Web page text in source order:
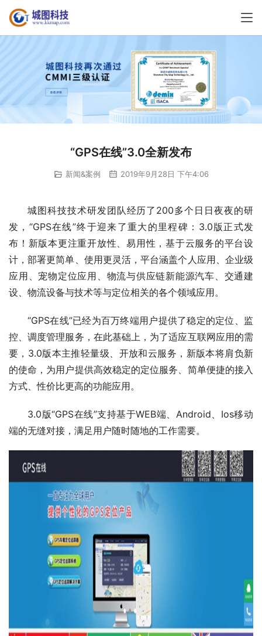
“GPS在线”3.0全新发布
新闻&案例 2019年9月28日 下午4:06
城图科技技术研发团队经历了200多个日日夜夜的研
发，“GPS在线”终于迎来了重大的里程碑：3.0版正式发
布！新版本更注重开放性、易用性，基于云服务的平台设
计，部署更简单、使用更灵活，平台涵盖个人应用、企业级
应用、宠物定位应用、物流与供应链新能源汽车、交通建
设、物流设备与技术等与定位相关的各个领域应用。
“GPS在线”已经为百万终端用户提供了稳定的定位、监
控、调度管理服务，在此基础上，为了适应互联网应用的需
要，3.0版本主推轻量级、开放和云服务，新版本将肩负新
的使命，为用户提供高效稳定的定位服务、简单便捷的接入
方式、性价比更高的功能应用。
3.0版“GPS在线”支持基于WEB端、Android、Ios移动
端的无缝对接，满足用户随时随地的工作需要。